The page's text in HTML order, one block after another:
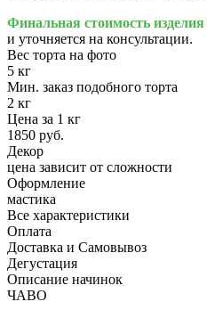
Финальная стоимость изделия
и уточняется на консультации.
Вес торта на фото
5 кг
Мин. заказ подобного торта
2 кг
Цена за 1 кг
1850 руб.
Декор
цена зависит от сложности
Оформление
мастика
Все характеристики
Оплата
Доставка и Самовывоз
Дегустация
Описание начинок
ЧАВО